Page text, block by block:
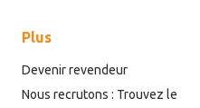
Plus
Devenir revendeur
Nous recrutons : Trouvez le